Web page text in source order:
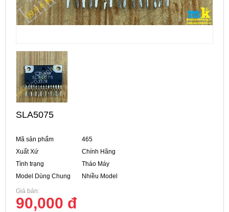
SLA5075
Mã sản phẩm
465
Xuất Xứ
Chính Hãng
Tình trạng
Tháo Máy
Model Dùng Chung
Nhiều Model
Giá bán:
90,000 đ